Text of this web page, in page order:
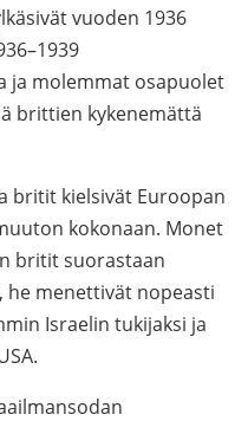
vuoden 1936
ja molemmat osapuolet
brittien kykenemättä
britit kielsivät Euroopan
kokonaan. Monet
britit suorastaan
he menettivät nopeasti
Israelin tukijaksi ja